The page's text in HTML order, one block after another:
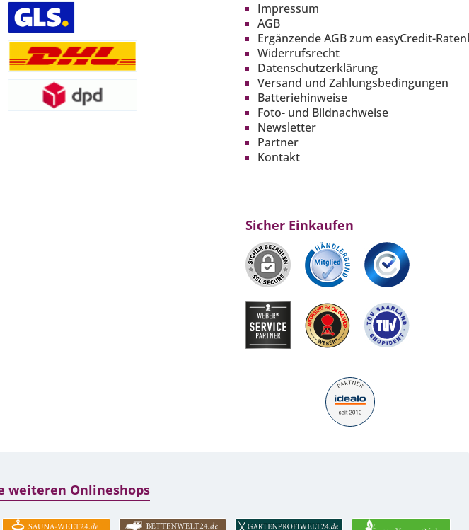
Impressum
AGB
Ergänzende AGB zum easyCredit-
Widerrufsrecht
Datenschutzerklärung
Versand und Zahlungsbedingungen
Batteriehinweise
Foto- und Bildnachweise
Newsletter
Partner
Kontakt
Sicher Einkaufen
weiteren Onlineshops